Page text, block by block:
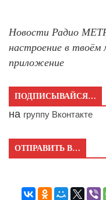
Новости Радио
настроение в твоём
приложение
ПОДПИСЫВАЙСЯ…
на группу Вконтакте
ОТПРАВИТЬ В…